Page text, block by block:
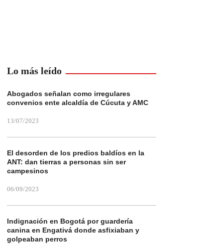
Lo más leído
Abogados señalan como irregulares
convenios ente alcaldía de Cúcuta y AMC
13/07/2023
El desorden de los predios baldíos en la
ANT: dan tierras a personas sin ser
campesinos
06/09/2023
Indignación en Bogotá por guardería
canina en Engativá donde asfixiaban y
golpeaban perros